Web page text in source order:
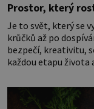
Prostor, který
Je to svět, který se
krůčků až po
bezpečí, kreativitu,
každou etapu
miminka měl
věk je